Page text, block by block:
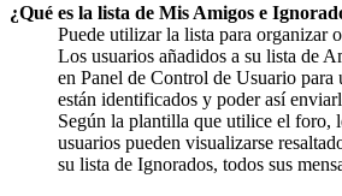
¿Qué es la lista de Mis Amigos e
Puede utilizar la lista para organizar
Los usuarios añadidos a su lista de
en Panel de Control de Usuario para
están identificados y poder así
Según la plantilla que utilice el foro,
usuarios pueden visualizarse
su lista de Ignorados, todos sus